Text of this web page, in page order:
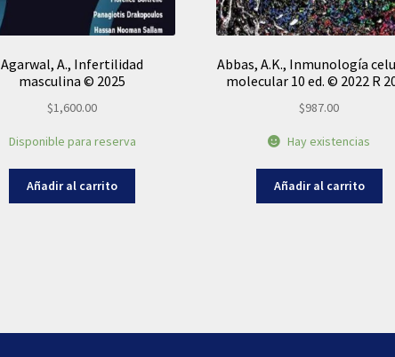
Agarwal, A., Infertilidad
masculina © 2025
$1,600.00
Disponible para reserva
Añadir al carrito
Abbas, A.K., Inmunología
molecular 10 ed. © 2022 R
$987.00
Hay existencias
Añadir al carrito